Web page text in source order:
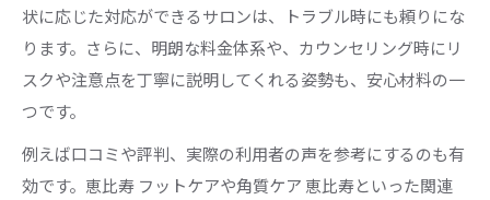
状に応じた対応ができるサロンは、トラブル時にも頼りにな
ります。さらに、明朗な料金体系や、カウンセリング時にリ
スクや注意点を丁寧に説明してくれる姿勢も、安心材料の一
つです。
例えば口コミや評判、実際の利用者の声を参考にするのも有
効です。恵比寿 フットケアや角質ケア 恵比寿といった関連